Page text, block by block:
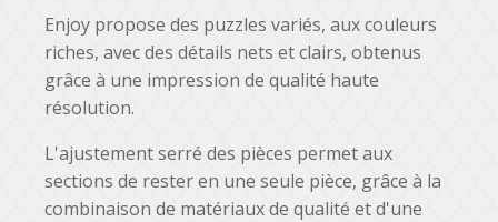
Enjoy propose des puzzles variés, aux couleurs
riches, avec des détails nets et clairs, obtenus
grâce à une impression de qualité haute
résolution.
L'ajustement serré des pièces permet aux
sections de rester en une seule pièce, grâce à la
combinaison de matériaux de qualité et d'une